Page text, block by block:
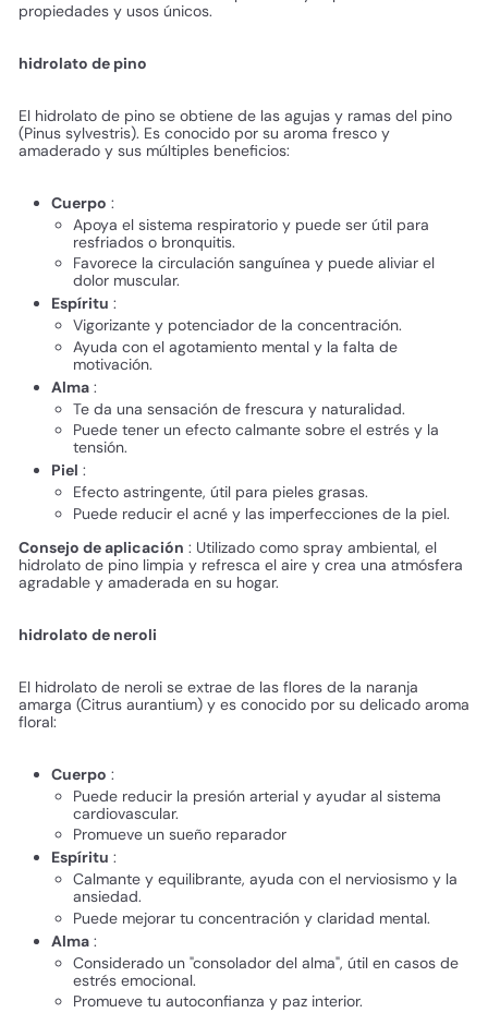
propiedades y usos únicos.
hidrolato de pino
El hidrolato de pino se obtiene de las agujas y ramas del pino
(Pinus sylvestris). Es conocido por su aroma fresco y
amaderado y sus múltiples beneficios:
Cuerpo :
Apoya el sistema respiratorio y puede ser útil para
resfriados o bronquitis.
Favorece la circulación sanguínea y puede aliviar el
dolor muscular.
Espíritu :
Vigorizante y potenciador de la concentración.
Ayuda con el agotamiento mental y la falta de
motivación.
Alma :
Te da una sensación de frescura y naturalidad.
Puede tener un efecto calmante sobre el estrés y la
tensión.
Piel :
Efecto astringente, útil para pieles grasas.
Puede reducir el acné y las imperfecciones de la piel.
Consejo de aplicación : Utilizado como spray ambiental, el
hidrolato de pino limpia y refresca el aire y crea una atmósfera
agradable y amaderada en su hogar.
hidrolato de neroli
El hidrolato de neroli se extrae de las flores de la naranja
amarga (Citrus aurantium) y es conocido por su delicado aroma
floral:
Cuerpo :
Puede reducir la presión arterial y ayudar al sistema
cardiovascular.
Promueve un sueño reparador
Espíritu :
Calmante y equilibrante, ayuda con el nerviosismo y la
ansiedad.
Puede mejorar tu concentración y claridad mental.
Alma :
Considerado un "consolador del alma", útil en casos de
estrés emocional.
Promueve tu autoconfianza y paz interior.